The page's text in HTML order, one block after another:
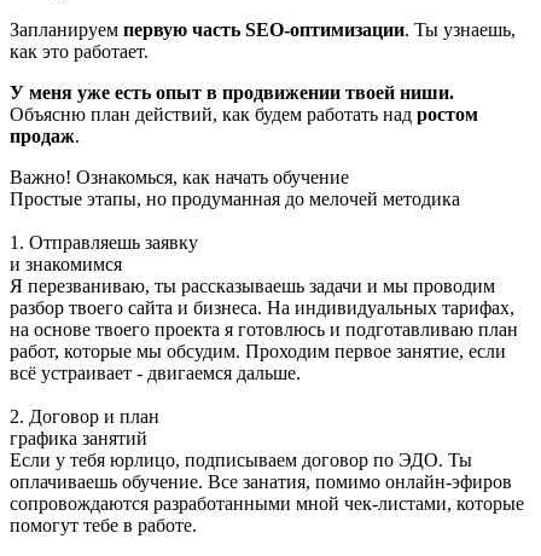
Запланируем первую часть SEO-оптимизации. Ты узнаешь,
как это работает.
У меня уже есть опыт в продвижении твоей ниши.
Объясню план действий, как будем работать над ростом
продаж.
Важно! Ознакомься, как начать обучение
Простые этапы, но продуманная до мелочей методика
1. Отправляешь заявку
и знакомимся
Я перезваниваю, ты рассказываешь задачи и мы проводим
разбор твоего сайта и бизнеса. На индивидуальных тарифах,
на основе твоего проекта я готовлюсь и подготавливаю план
работ, которые мы обсудим. Проходим первое занятие, если
всё устраивает - двигаемся дальше.
2. Договор и план
графика занятий
Если у тебя юрлицо, подписываем договор по ЭДО. Ты
оплачиваешь обучение. Все занатия, помимо онлайн-эфиров
сопровождаются разработанными мной чек-листами, которые
помогут тебе в работе.